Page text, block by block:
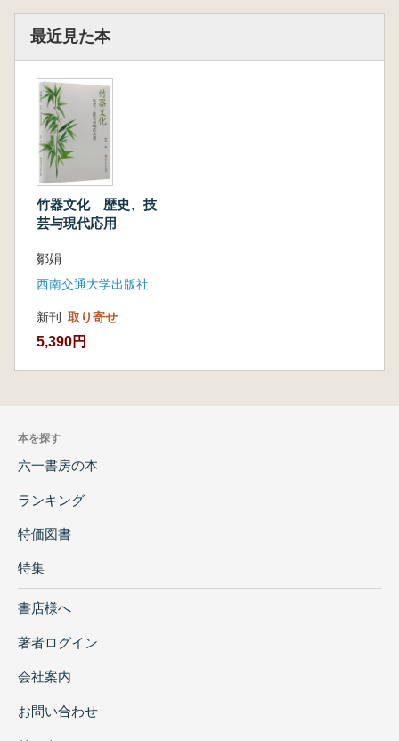
飾の工夫、文様題材の象徴的意味にも踏み込み
ます。最終的に、こうした物質的観察は日常生
し、また礼儀や民俗の中でどのように文化的象
徴としての役割を担ってきたのかが論じられま
す。この部分は、読者に中国竹器についての堅
実で包括的な知識体系を構築することを目的と
しています。
第七章と第八章は竹器の「心と魂」を探るこ
とに力を注いでおり、「知竹」から「常楽」へ
本書の理論的中心であり、伝統竹器の造物理念
を説明するための「五観」という枠組みを体系
的に提示しています。「天人合一」の生態観、
観、個人と集団の心理秩序を調整する心理観、
そして最終的に「文化転訳」へと至る文化観で
ン哲学として再構築することで、「知竹常楽」
の精神的核心を深く解釈することを目指してい
最近見た本
竹器文化 歴史、技
芸与現代応用
鄒娟
西南交通大学出版社
新刊 取り寄せ
5,390円
本を探す
六一書房の本
ランキング
特価図書
特集
書店様へ
著者ログイン
会社案内
お問い合わせ